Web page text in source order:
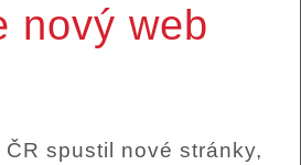
nový web
spustil nové stránky,